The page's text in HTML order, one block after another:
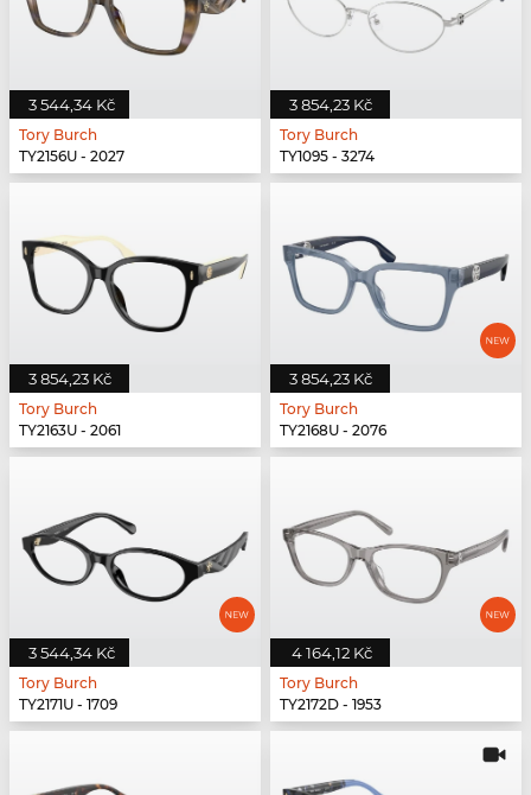
3 544,34 Kč
Tory Burch
TY2156U - 2027
3 854,23 Kč
Tory Burch
TY1095 - 3274
3 854,23 Kč
Tory Burch
TY2163U - 2061
3 854,23 Kč
Tory Burch
TY2168U - 2076
3 544,34 Kč
Tory Burch
TY2171U - 1709
4 164,12 Kč
Tory Burch
TY2172D - 1953